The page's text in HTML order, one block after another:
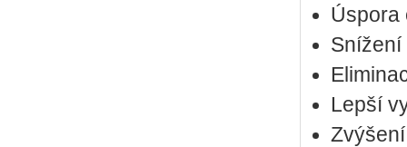
Úspora
Snížení
Lepší